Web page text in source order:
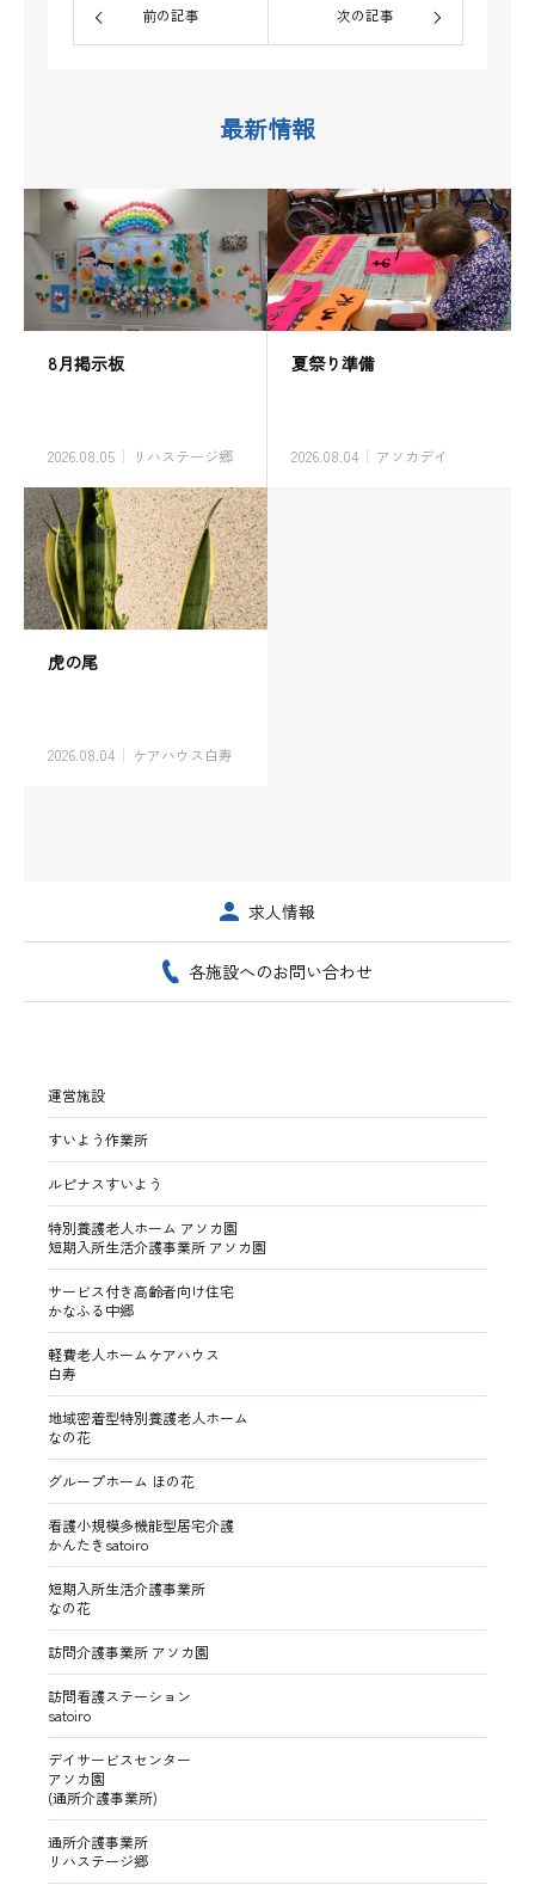
前の記事 次の記事
最新情報
8月掲示板
2026.08.05 リハステージ郷
夏祭り準備
2026.08.04 アソカデイ
虎の尾
2026.08.04 ケアハウス白寿
求人情報
各施設へのお問い合わせ
運営施設
すいよう作業所
ルピナスすいよう
特別養護老人ホーム アソカ園
短期入所生活介護事業所 アソカ園
サービス付き高齢者向け住宅
かなふる中郷
軽費老人ホームケアハウス
白寿
地域密着型特別養護老人ホーム
なの花
グループホーム ほの花
看護小規模多機能型居宅介護
かんたきsatoiro
短期入所生活介護事業所
なの花
訪問介護事業所 アソカ園
訪問看護ステーション
satoiro
デイサービスセンター
アソカ園
(通所介護事業所)
通所介護事業所
リハステージ郷